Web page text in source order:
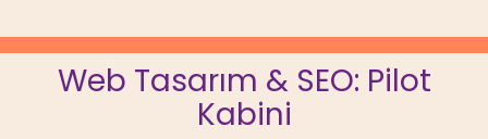
Web Tasarım & SEO: Pilot
Kabini